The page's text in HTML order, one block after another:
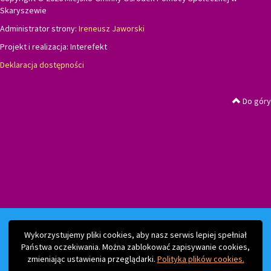
Wykorzystujemy pliki cookies, aby nasz serwis lepiej spełniał
Państwa oczekiwania. Można zablokować zapisywanie cookies,
zmieniając ustawienia przeglądarki. Polityka plików cookies.
Skaryszewie
Administrator strony: Ireneusz Jaworski
Projekt i realizacja: Interefekt
Deklaracja dostępności
Do góry